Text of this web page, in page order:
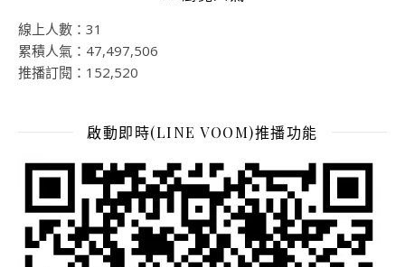
線上人數：31
累積人氣：47,497,506
推播訂閱：152,520
啟動即時(LINE VOOM)推播功能